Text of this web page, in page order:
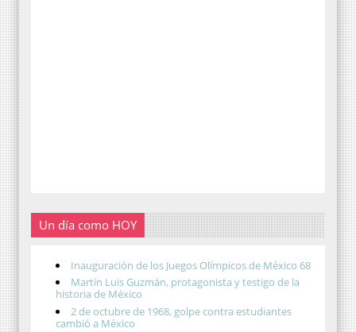
Un día como HOY
Inauguración de los Juegos Olímpicos de México 68
Martín Luis Guzmán, protagonista y testigo de la
historia de México
2 de octubre de 1968, golpe contra estudiantes
cambió a México